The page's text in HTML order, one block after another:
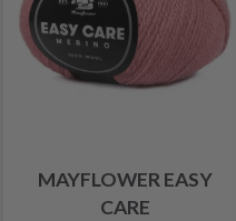
MAYFLOWER EASY
CARE